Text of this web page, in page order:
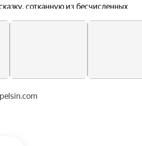
сотканную из бесчисленных
Эта воскрешенная
трепетной фолк-поэзии.